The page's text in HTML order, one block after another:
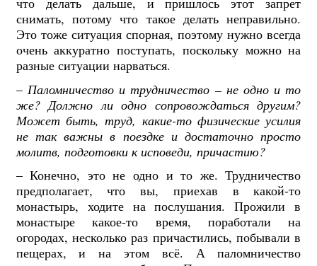
снимать, потому что такое делать неправильно.
Это тоже ситуация спорная, поэтому нужно всегда
очень аккуратно поступать, поскольку можно на
разные ситуации нарваться.
– Паломничество и трудничество – не одно и то
же? Должно ли одно сопровождаться другим?
Может быть, труд, какие-то физические усилия
не так важны в поездке и достаточно просто
молитв, подготовки к исповеди, причастию?
– Конечно, это не одно и то же. Трудничество
предполагает, что вы, приехав в какой-то
монастырь, ходите на послушания. Прожили в
монастыре какое-то время, поработали на
огородах, несколько раз причастились, побывали в
пещерах, и на этом всё. А паломничество